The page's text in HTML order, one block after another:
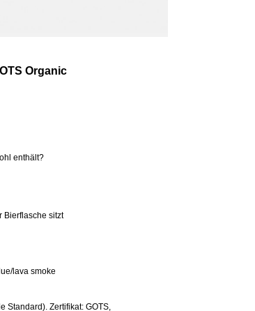
Organic
enthält?
Bierflasche sitzt
lava smoke
Standard). Zertifikat: GOTS,